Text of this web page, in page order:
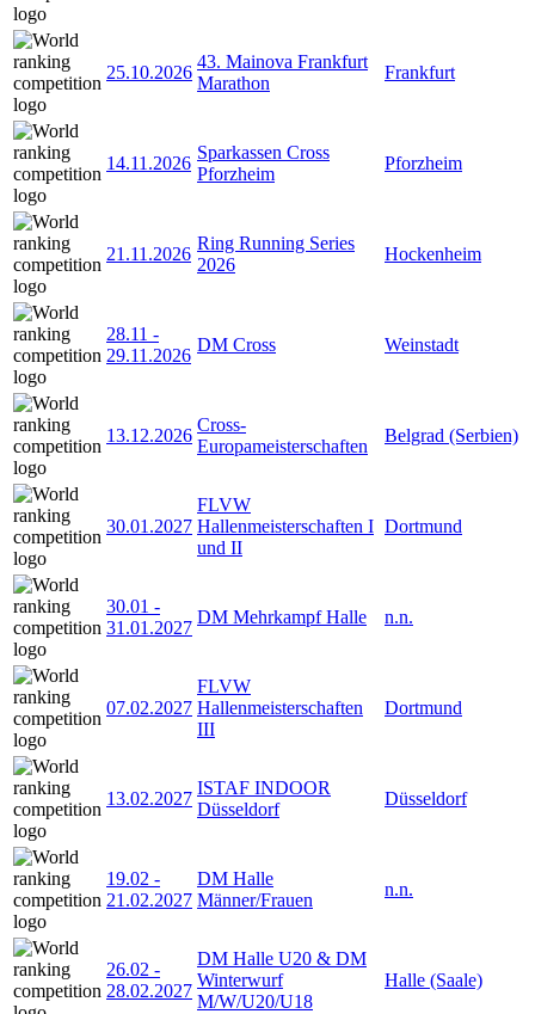
25.10.2026
43. Mainova Frankfurt
Marathon
Frankfurt
14.11.2026
Sparkassen Cross
Pforzheim
Pforzheim
21.11.2026
Ring Running Series
2026
Hockenheim
28.11 -
29.11.2026
DM Cross Weinstadt
13.12.2026
Cross-
Europameisterschaften
Belgrad (Serbien)
30.01.2027
FLVW
Hallenmeisterschaften I
und II
Dortmund
30.01 -
31.01.2027
DM Mehrkampf Halle n.n.
07.02.2027
FLVW
Hallenmeisterschaften
III
Dortmund
13.02.2027
ISTAF INDOOR
Düsseldorf
Düsseldorf
19.02 -
21.02.2027
DM Halle
Männer/Frauen
n.n.
26.02 -
28.02.2027
DM Halle U20 & DM
Winterwurf
M/W/U20/U18
Halle (Saale)